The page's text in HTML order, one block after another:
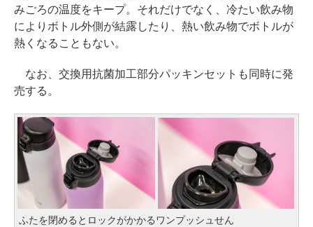
みごろの温度をキープ。それだけでなく、冷たい飲み物
によりボトル外側が結露したり、熱い飲み物でボトルが
熱くなることもない。
なお、交換用抗菌加工部分パッキンセットも同時に発
売する。
ふたを閉めるとロックがかかるワンプッシュせん